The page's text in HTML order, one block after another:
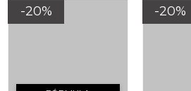
-20% -20%